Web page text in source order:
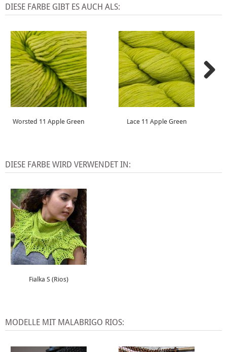
DIESE FARBE GIBT ES AUCH ALS:
Worsted 11 Apple Green Lace 11 Apple Green
DIESE FARBE WIRD VERWENDET IN:
Fialka S (Rios)
MODELLE MIT MALABRIGO RIOS: